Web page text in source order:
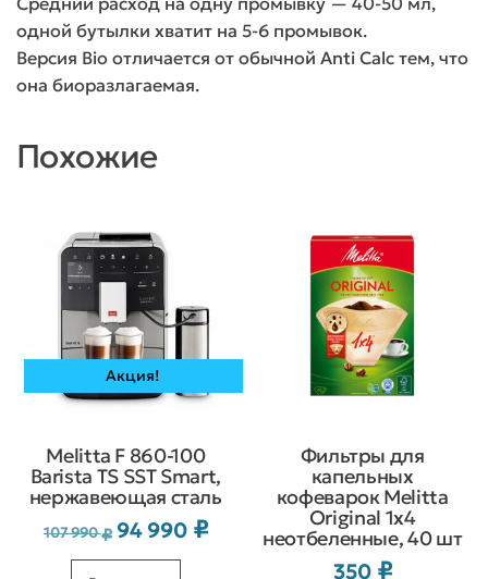
одной бутылки хватит на 5-6 промывок.
Версия Bio отличается от обычной Anti Calc тем, что
она биоразлагаемая.
Похожие
Акция!
Melitta F 860-100
Barista TS SST Smart,
нержавеющая сталь
107 990₽ Первоначальная
цена
94 990 ₽Текущая
Фильтры для
капельных
кофеварок Melitta
Original 1х4
неотбеленные, 40 шт
350 ₽